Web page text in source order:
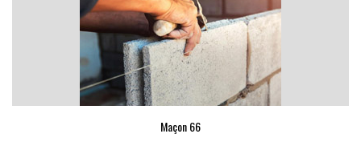
Maçon 66